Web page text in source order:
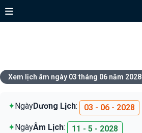
Xem lịch âm ngày 03 tháng 06 năm 2028
✦NgàyDương Lịch: 03 - 06 - 2028
✦NgàyÂm Lịch: 11 - 5 - 2028